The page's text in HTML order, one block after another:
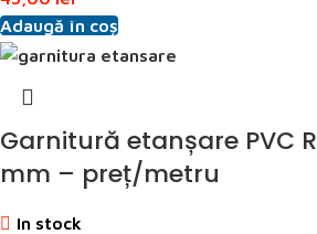
Adaugă în coș
Garnitură etanșare PVC
mm – preț/metru
In stock